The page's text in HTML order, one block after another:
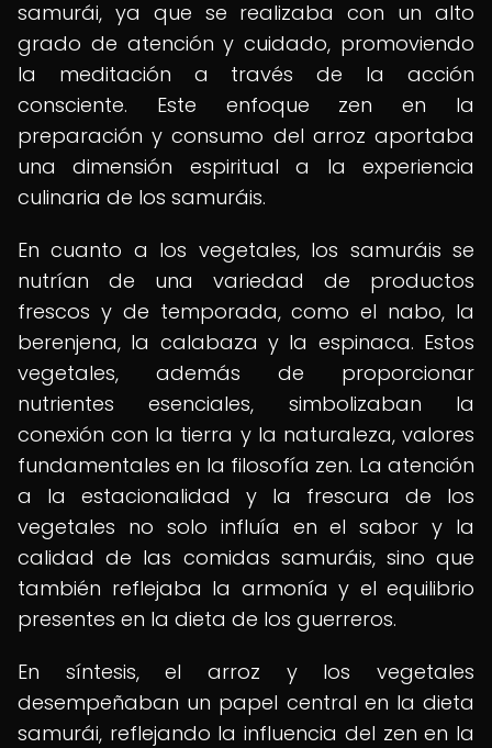
samurái, ya que se realizaba con un alto
grado de atención y cuidado, promoviendo
la meditación a través de la acción
consciente. Este enfoque zen en la
preparación y consumo del arroz aportaba
una dimensión espiritual a la experiencia
culinaria de los samuráis.
En cuanto a los vegetales, los samuráis se
nutrían de una variedad de productos
frescos y de temporada, como el nabo, la
berenjena, la calabaza y la espinaca. Estos
vegetales, además de proporcionar
nutrientes esenciales, simbolizaban la
conexión con la tierra y la naturaleza, valores
fundamentales en la filosofía zen. La atención
a la estacionalidad y la frescura de los
vegetales no solo influía en el sabor y la
calidad de las comidas samuráis, sino que
también reflejaba la armonía y el equilibrio
presentes en la dieta de los guerreros.
En síntesis, el arroz y los vegetales
desempeñaban un papel central en la dieta
samurái, reflejando la influencia del zen en la